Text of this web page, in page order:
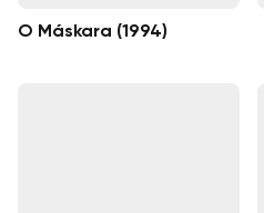
O Máskara (1994)